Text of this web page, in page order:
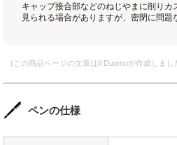
キャップ接合部などのねじやまに削りカ
見られる場合がありますが、密閉に問題
(この商品ページの文章はIl Duomoが作成しまし
ペンの仕様